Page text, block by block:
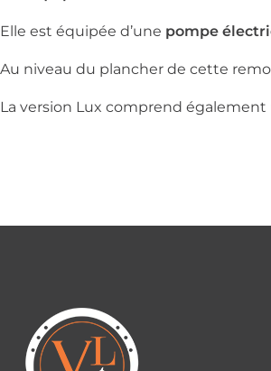
Elle est équipée d’une pompe
Au niveau du plancher de cette
La version Lux comprend également